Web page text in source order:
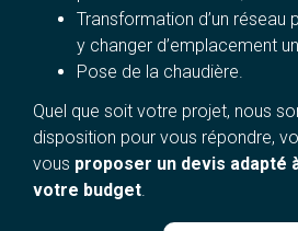
Transformation d’un réseau
y changer d’emplacement
Pose de la chaudière.
Quel que soit votre projet, nous
disposition pour vous répondre,
vous proposer un devis adapté
votre budget